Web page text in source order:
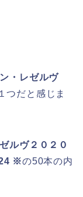
・レゼルヴ
つだと感じま
ルヴ２０２０
※の50本の内